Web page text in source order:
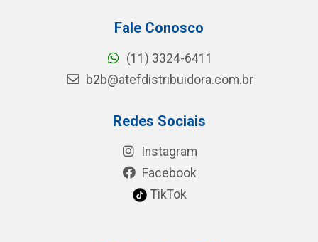
Fale Conosco
(11) 3324-6411
b2b@atefdistribuidora.com.br
Redes Sociais
Instagram
Facebook
TikTok